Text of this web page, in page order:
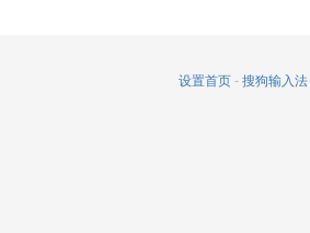
设置首页 - 搜狗输入法